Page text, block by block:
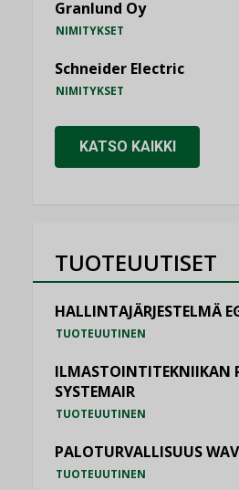
Granlund Oy
NIMITYKSET
Schneider Electric
NIMITYKSET
KATSO KAIKKI
TUOTEUUTISET
HALLINTAJÄRJESTELMÄ
TUOTEUUTINEN
ILMASTOINTITEKNIIKAN
SYSTEMAIR
TUOTEUUTINEN
PALOTURVALLISUUS
TUOTEUUTINEN